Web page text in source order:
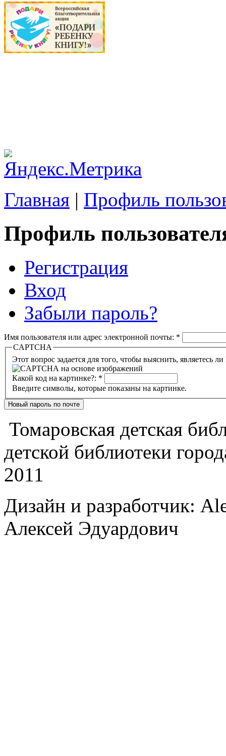
Главная | Профиль
Профиль
Регистрация
Вход
Забыли пароль?
Имя пользователя или адрес электронной почты: *
CAPTCHA
Какой код на картинке?: *
Введите символы, которые показаны на картинке.
Томаровская детская
детской библиотеки
2011
Дизайн и разработчик:
Алексей Эдуардович